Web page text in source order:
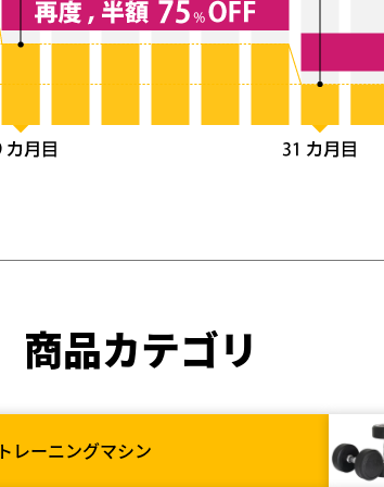
商品カテゴリ
トレーニングマシン